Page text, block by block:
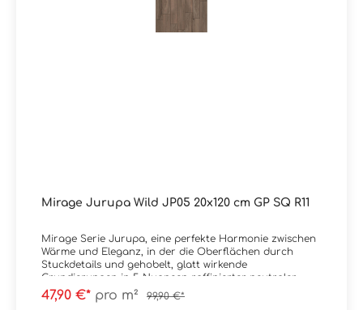
Mirage Jurupa Wild JP05 20x120 cm GP SQ R11
Mirage Serie Jurupa, eine perfekte Harmonie zwischen
Wärme und Eleganz, in der die Oberflächen durch
Stuckdetails und gehobelt, glatt wirkende
Grundierungen in 5 Nuancen raffinierter neutraler
Farbtöne bereichert werden.
Material: FeinsteinzeugFormat: 20x120 cmStärke: 9
47,90 €* pro m² 99,90 €*